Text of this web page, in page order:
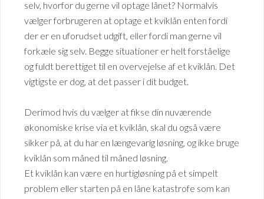
selv, hvorfor du gerne vil optage lånet? Normalvis
vælger forbrugeren at optage et kviklån enten fordi
der er en uforudset udgift, eller fordi man gerne vil
forkæle sig selv. Begge situationer er helt forståelige
og fuldt berettiget til en overvejelse af et kviklån. Det
vigtigste er dog, at det passer i dit budget.
Derimod hvis du vælger at fikse din nuværende
økonomiske krise via et kviklån, skal du også være
sikker på, at du har en længevarig løsning, og ikke bruge
kviklån som måned til måned løsning.
Et kviklån kan være en hurtigløsning på et simpelt
problem eller starten på en låne katastrofe som kan